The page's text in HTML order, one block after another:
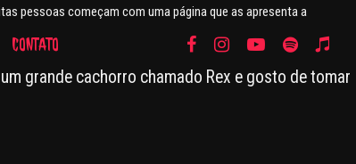
CONTATO
pessoas começam com uma página que as apresenta a
grande cachorro chamado Rex e gosto de tomar